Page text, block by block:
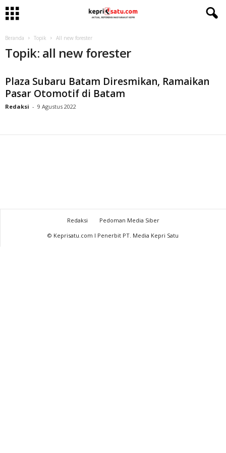
Beranda Topik All new forester
Topik: all new forester
Plaza Subaru Batam Diresmikan, Ramaikan
Pasar Otomotif di Batam
Redaksi - 9 Agustus 2022
Redaksi
Pedoman Media Siber
© Keprisatu.com I Penerbit PT. Media Kepri Satu